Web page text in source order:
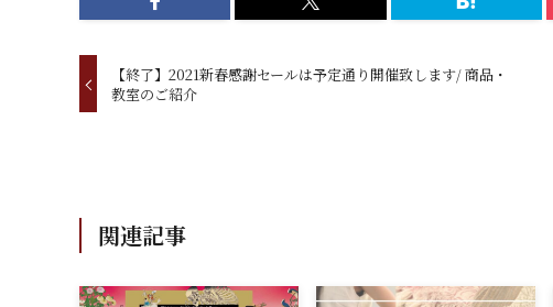
【終了】2021新春感謝セールは予定通り開催致します/ 商品・
教室のご紹介
関連記事